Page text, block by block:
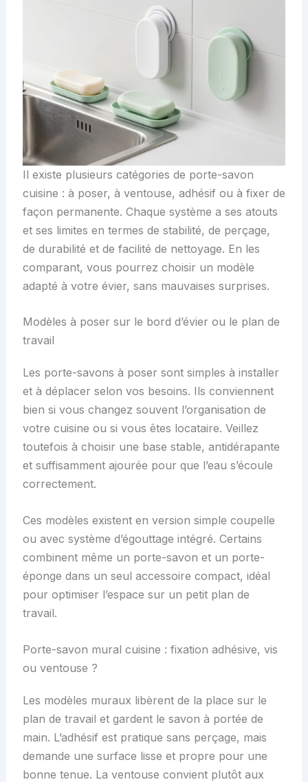
Il existe plusieurs catégories de porte-savon
cuisine : à poser, à ventouse, adhésif ou à fixer de
façon permanente. Chaque système a ses atouts
et ses limites en termes de stabilité, de perçage,
de durabilité et de facilité de nettoyage. En les
comparant, vous pourrez choisir un modèle
adapté à votre évier, sans mauvaises surprises.
Modèles à poser sur le bord d’évier ou le plan de
travail
Les porte-savons à poser sont simples à installer
et à déplacer selon vos besoins. Ils conviennent
bien si vous changez souvent l’organisation de
votre cuisine ou si vous êtes locataire. Veillez
toutefois à choisir une base stable, antidérapante
et suffisamment ajourée pour que l’eau s’écoule
correctement.
Ces modèles existent en version simple coupelle
ou avec système d’égouttage intégré. Certains
combinent même un porte-savon et un porte-
éponge dans un seul accessoire compact, idéal
pour optimiser l’espace sur un petit plan de
travail.
Porte-savon mural cuisine : fixation adhésive, vis
ou ventouse ?
Les modèles muraux libèrent de la place sur le
plan de travail et gardent le savon à portée de
main. L’adhésif est pratique sans perçage, mais
demande une surface lisse et propre pour une
bonne tenue. La ventouse convient plutôt aux